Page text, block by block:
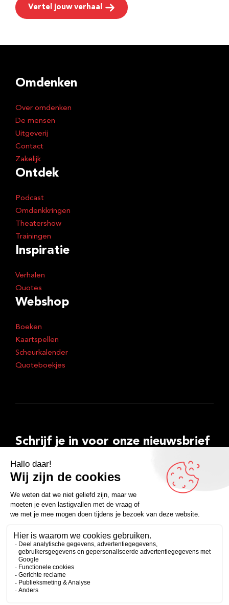
Vertel jouw verhaal
Omdenken
Over omdenken
De mensen
Uitgeverij
Contact
Zakelijk
Ontdek
Podcast
Omdenkkringen
Theatershow
Trainingen
Inspiratie
Verhalen
Quotes
Webshop
Boeken
Kaartspellen
Scheurkalender
Quoteboekjes
Schrijf je in voor onze nieuwsbrief
E-
mailadres
Inschrijven
FacebookInstagramLinkedInYouTubeSpotify
Copyright 2026